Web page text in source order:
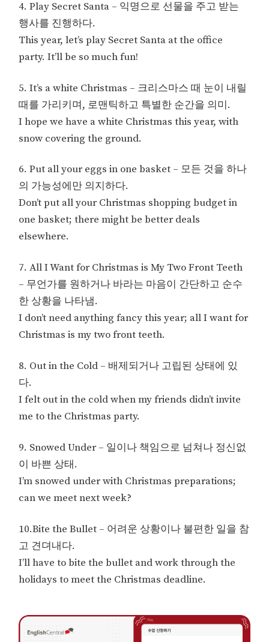
4. Play Secret Santa – 익명으로 선물을 주고 받는
행사를 진행하다.
This year, let’s play Secret Santa at the office
party. It’ll be so much fun!
5. It’s a white Christmas – 크리스마스 때 눈이 내릴
때를 가리키며, 로맨틱하고 특별한 순간을 의미.
I hope we have a white Christmas this year, with
snow covering the ground.
6. Put all your eggs in one basket – 모든 것을 하나
의 가능성에만 의지하다.
Don’t put all your Christmas shopping budget in
one basket; there might be better deals
elsewhere.
7. All I Want for Christmas is My Two Front Teeth
– 무언가를 원하거나 바라는 마음이 간단하고 순수
한 상황을 나타냄.
I don’t need anything fancy this year; all I want for
Christmas is my two front teeth.
8. Out in the Cold – 배제되거나 고립된 상태에 있
다.
I felt out in the cold when my friends didn’t invite
me to the Christmas party.
9. Snowed Under – 일이나 책임으로 넘쳐나 정신없
이 바쁜 상태.
I’m snowed under with Christmas preparations;
can we meet next week?
10.Bite the Bullet – 어려운 상황이나 불편한 일을 참
고 견뎌내다.
I’ll have to bite the bullet and work through the
holidays to meet the Christmas deadline.